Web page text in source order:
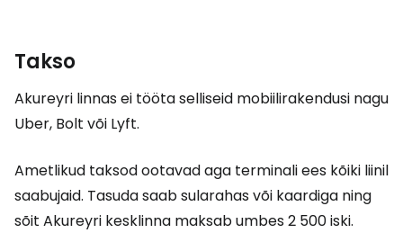
Takso
Akureyri linnas ei tööta selliseid mobiilirakendusi nagu
Uber, Bolt või Lyft.
Ametlikud taksod ootavad aga terminali ees kõiki liinil
saabujaid. Tasuda saab sularahas või kaardiga ning
sõit Akureyri kesklinna maksab umbes 2 500 iski.